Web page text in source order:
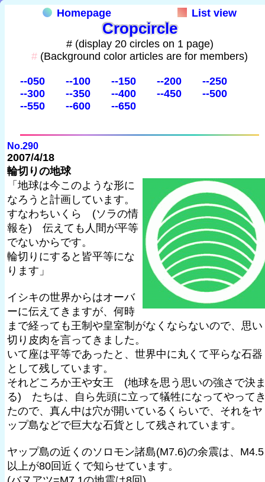
Homepage List view
Cropcircle
# (display 20 circles on 1 page)
# (Background color articles are for members)
--050 --100 --150 --200
--250
--300
--350 --400 --450
--500
--550
--600 --650
No.290
2007/4/18
輪切りの地球
「地球は今このような形に
なろうと計画しています。
すなわちいくら (ソラの情
報を) 伝えても人間が平等
でないからです。
輪切りにすると皆平等にな
ります」
イシキの世界からはオーバ
ーに伝えてきますが、何時
まで経っても王制や皇室制がなくならないので、思い
切り皮肉を言ってきました。
いて座は平等であったと、世界中に丸くて平らな石器
として残しています。
それどころか王や女王 (地球を思う思いの強さで決
る) たちは、自ら先頭に立って犠牲になってやって
たので、真ん中は穴が開いているくらいで、それをヤ
ップ島などで巨大な石貨として残されています。
ヤップ島の近くのソロモン諸島(M7.6)の余震は、M4.5
以上が80回近くで知らせています。